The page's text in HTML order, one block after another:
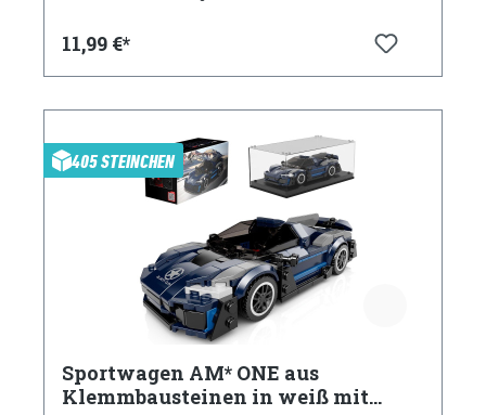
11,99 €*
405 STEINCHEN
Sportwagen AM* ONE aus
Klemmbausteinen in weiß mit